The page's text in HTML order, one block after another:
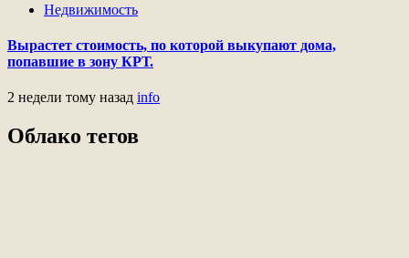
Недвижимость
Вырастет стоимость, по которой выкупают дома,
попавшие в зону КРТ.
2 недели тому назад info
Облако тегов